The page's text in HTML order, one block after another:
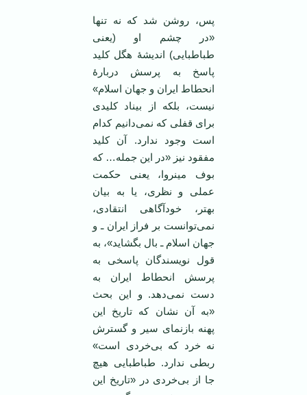
پس، روشن شد که نه تنها
«در چشم او (یعنی
طباطبایی) اندیشۀ هگل کلید
پاسخ به پرسش دربارۀ
انحطاط ایران و جهان اسلام»
نیست، بلکه از بیناد کلیدی
برای قفلی که نمی‌دانیم کدام
است وجود ندارد. آن کلید
مفقود نیز «در این جمله… که
بوف مینروا، یعنی حکمت
عملی و نظری، یا به بیان
بهتر، خودآگاهی انتقادی،
نمی‌توانست بر فراز ایران ـ و
جهان اسلام ـ بال بگشاید»، به
قول نویسندگان پاسخی به
پرسش انحطاط ایران به
دست نمی‌دهد. و این بحث
«به آن نشان که تاریخ این
پهنه بازنمای سیر و گسترش
نه خرد که بی‌خردی است»
ربطی ندارد. طباطبایی هیچ
جا از بی‌خردی در «تاریخ این